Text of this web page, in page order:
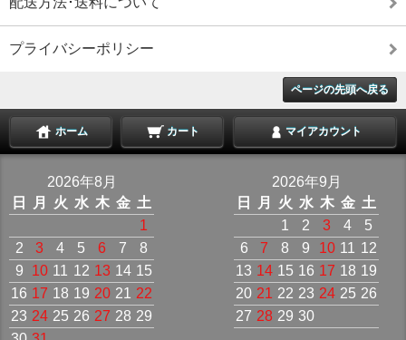
プライバシーポリシー
ページの先頭へ戻る
ホーム カート マイアカウント
2026年8月
日
月 火 水 木 金 土
1
2
3 4 5 6 7
8
9
10 11 12 13 14 15
16 17 18 19 20 21 22
23 24 25 26 27 28 29
2026年9月
日
月 火 水 木 金 土
1
2 3 4
5
6
7 8 9 10 11 12
13 14 15 16 17 18 19
20 21 22 23 24 25 26
27 28 29 30